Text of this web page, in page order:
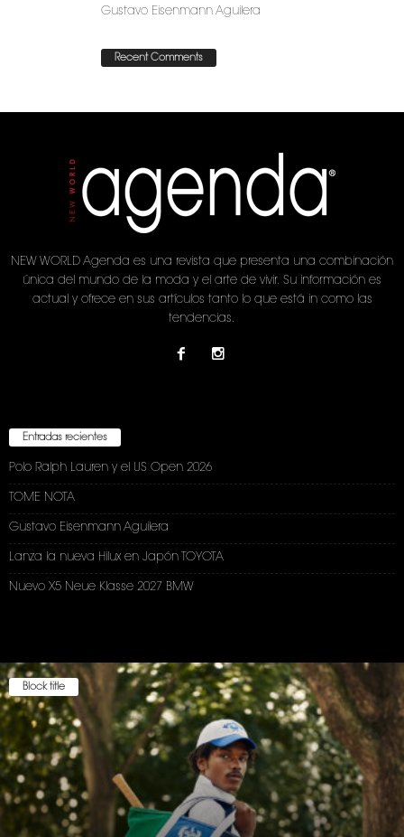
Gustavo Eisenmann Aguilera
Recent Comments
NEW WORLD Agenda es una revista que presenta una combinación
única del mundo de la moda y el arte de vivir. Su información es
actual y ofrece en sus artículos tanto lo que está in como las
tendencias.
Entradas recientes
Polo Ralph Lauren y el US Open 2026
TOME NOTA
Gustavo Eisenmann Aguilera
Lanza la nueva Hilux en Japón TOYOTA
Nuevo X5 Neue Klasse 2027 BMW
Block title